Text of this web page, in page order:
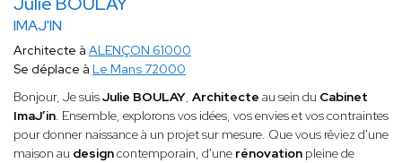
IMAJ'IN
Architecte à ALENÇON 61000
Se déplace à Le Mans 72000
Bonjour, Je suisJulie BOULAY, Architecte au sein du Cabinet
ImaJ’in. Ensemble, explorons vos idées, vos envies et vos contraintes
pour donner naissance à un projet sur mesure. Que vous rêviez d'une
maison au designcontemporain, d'une rénovation pleine de